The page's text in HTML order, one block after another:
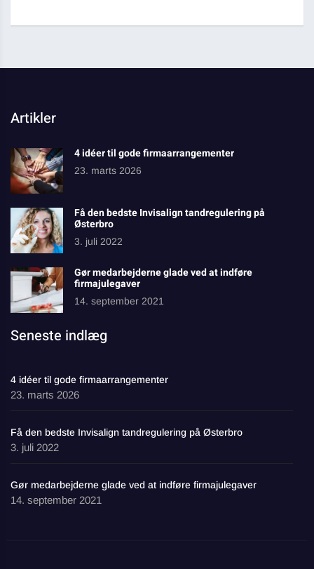
Artikler
4 idéer til gode firmaarrangementer
23. marts 2026
Få den bedste Invisalign tandregulering på
Østerbro
3. juli 2022
Gør medarbejderne glade ved at indføre
firmajulegaver
14. september 2021
Seneste indlæg
4 idéer til gode firmaarrangementer
23. marts 2026
Få den bedste Invisalign tandregulering på Østerbro
3. juli 2022
Gør medarbejderne glade ved at indføre firmajulegaver
14. september 2021